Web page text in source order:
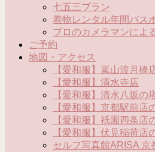
七五三プラン
着物レンタル年間パス
プロのカメラマンによ
ご予約
地図・アクセス
【愛和服】嵐山渡月橋
【愛和服】清水寺店
【愛和服】清水八坂の
【愛和服】京都駅前店
【愛和服】祇園四条店
【愛和服】伏見稲荷店
セルフ写真館ARISA 京